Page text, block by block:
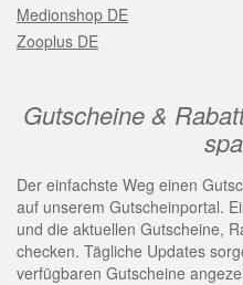
Medionshop DE
Zooplus DE
Gutscheine &
Der einfachste Weg einen
auf unserem Gutscheinportal.
und die aktuellen Gutscheine,
checken. Tägliche Updates
verfügbaren Gutscheine